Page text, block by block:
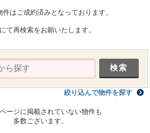
件はご成約済みとなっております。
て再検索をお願いたします。
絞り込んで物件を探す
ージに掲載されていない物件も
多数ございます。